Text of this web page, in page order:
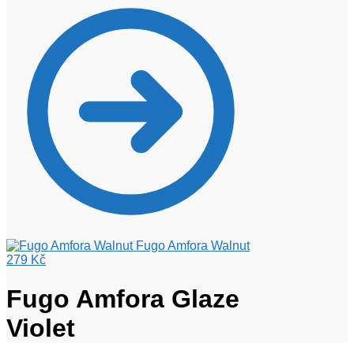
Fugo Amfora Walnut
279 Kč
Fugo Amfora Glaze
Violet